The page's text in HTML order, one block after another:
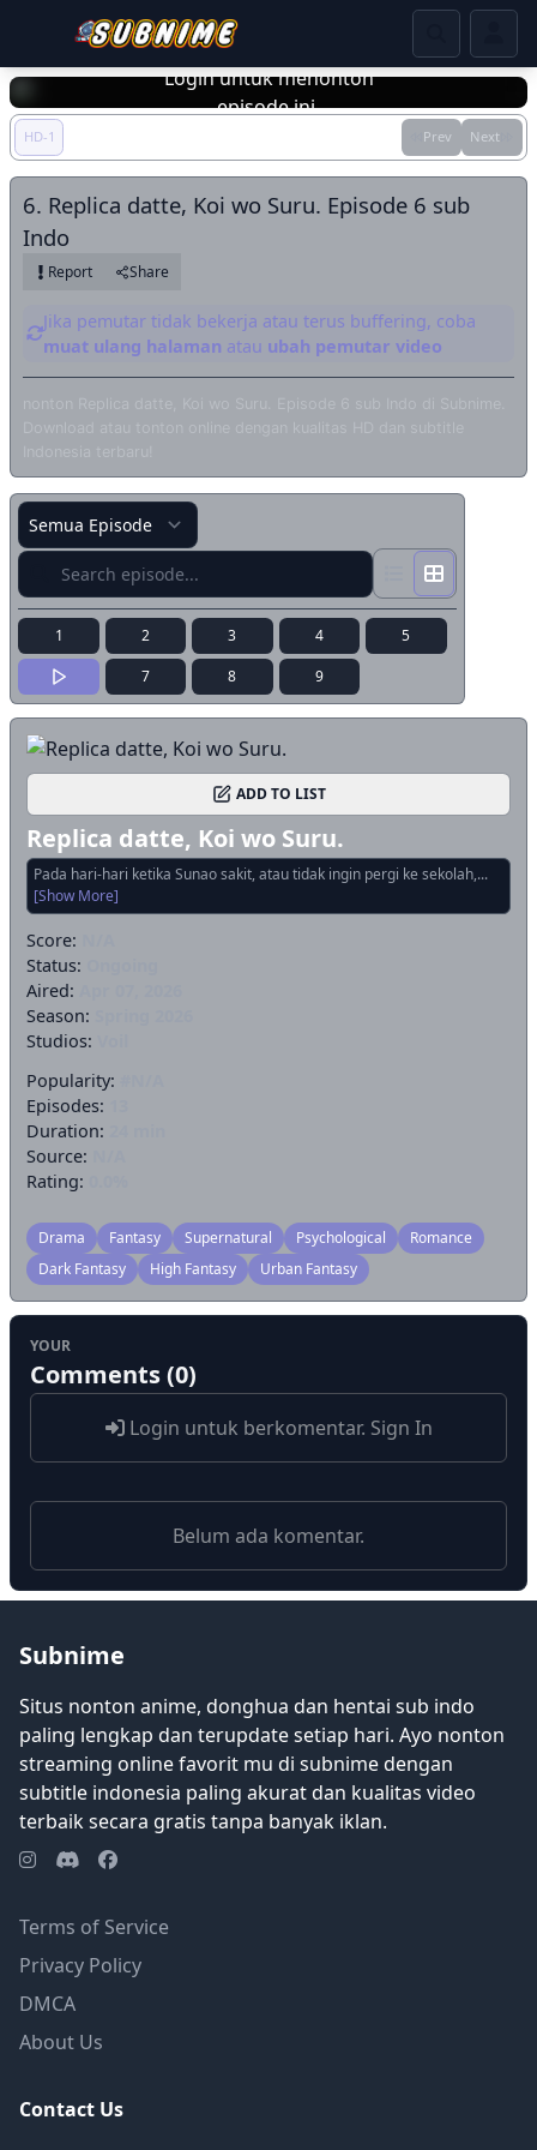
Login untuk menonton
episode ini.
Login
HD-1 Prev Next
6. Replica datte, Koi wo Suru. Episode 6 sub
Indo
Report Share
Jika pemutar tidak bekerja atau terus buffering, coba
muat ulang halaman atau ubah pemutar video
ADD TO LIST
Replica datte, Koi wo Suru.
Pada hari-hari ketika Sunao sakit, atau tidak ingin pergi ke sekolah,...
[Show More]
Score:
Status:
Aired:
Season:
Studios:
Popularity:
Episodes:
Duration:
Source:
Rating:
Drama Fantasy Supernatural Psychological
Romance
Dark Fantasy
High Fantasy Urban Fantasy
YOUR
Comments (0)
Login untuk berkomentar. Sign In
Belum ada komentar.
1 2 3 4 5
7 8 9
Subnime
Situs nonton anime, donghua dan hentai sub indo
paling lengkap dan terupdate setiap hari. Ayo nonton
streaming online favorit mu di subnime dengan
subtitle indonesia paling akurat dan kualitas video
terbaik secara gratis tanpa banyak iklan.
Terms of Service
Privacy Policy
DMCA
About Us
Contact Us